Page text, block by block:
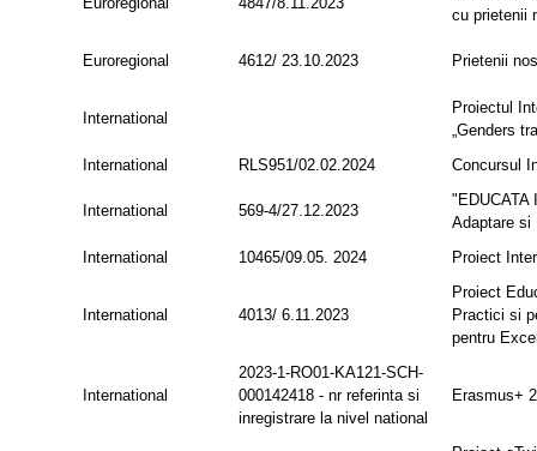
cu prietenii
Euroregional 4612/ 23.10.2023 Prietenii
International
Proiectul
„Genders
International
RLS951/02.02.2024 Concursul
International 569-4/27.12.2023
"EDUCATA
Adaptare si
International
10465/09.05. 2024 Proiect
International 4013/ 6.11.2023
Proiect
Practici si
pentru
International
2023-1-RO01-KA121-SCH-
000142418 - nr referinta si
inregistrare la nivel national
Erasmus+